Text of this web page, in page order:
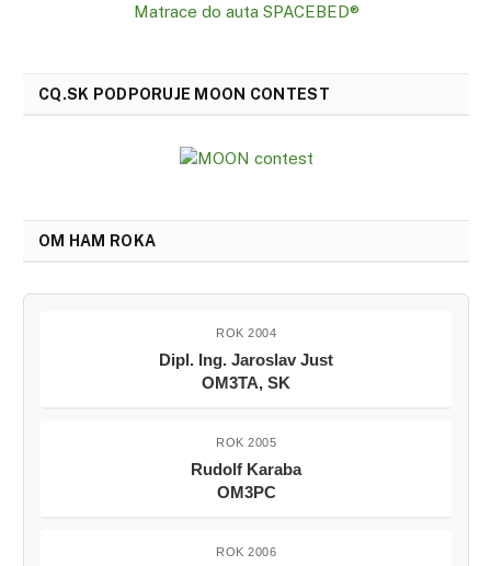
Matrace do auta SPACEBED®
CQ.SK PODPORUJE MOON CONTEST
OM HAM ROKA
ROK 2004
Dipl. Ing. Jaroslav Just
OM3TA, SK
ROK 2005
Rudolf Karaba
OM3PC
ROK 2006